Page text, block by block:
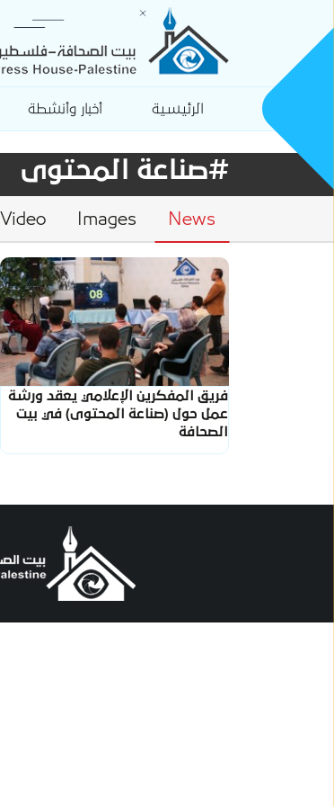
الرئيسية أخبار وأنشطة
#صناعة المحتوى
News
Images
Video
فريق المفكرين الإعلامي يعقد ورشة
عمل حول (صناعة المحتوى) في بيت
الصحافة